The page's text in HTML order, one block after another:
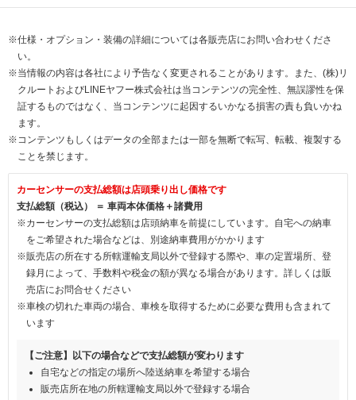
※仕様・オプション・装備の詳細については各販売店にお問い合わせくださ
い。
※当情報の内容は各社により予告なく変更されることがあります。また、(株)リ
クルートおよびLINEヤフー株式会社は当コンテンツの完全性、無誤謬性を保
証するものではなく、当コンテンツに起因するいかなる損害の責も負いかね
ます。
※コンテンツもしくはデータの全部または一部を無断で転写、転載、複製する
ことを禁じます。
カーセンサーの支払総額は店頭乗り出し価格です
支払総額（税込） ＝ 車両本体価格＋諸費用
※カーセンサーの支払総額は店頭納車を前提にしています。自宅への納車
をご希望された場合などは、別途納車費用がかかります
※販売店の所在する所轄運輸支局以外で登録する際や、車の定置場所、登
録月によって、手数料や税金の額が異なる場合があります。詳しくは販
売店にお問合せください
※車検の切れた車両の場合、車検を取得するために必要な費用も含まれて
います
【ご注意】以下の場合などで支払総額が変わります
自宅などの指定の場所へ陸送納車を希望する場合
販売店所在地の所轄運輸支局以外で登録する場合